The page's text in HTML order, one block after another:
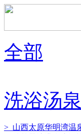
全部
洗浴汤泉
> 山西太原华明湾温